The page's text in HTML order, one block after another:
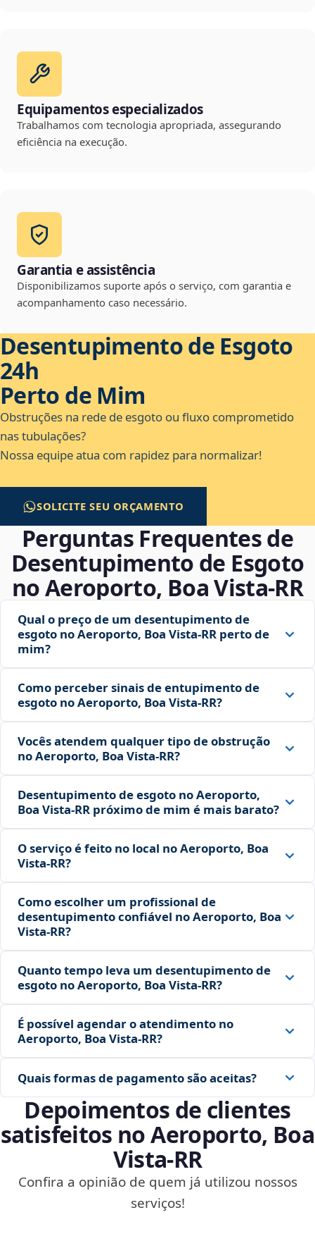
Equipamentos especializados
Trabalhamos com tecnologia apropriada, assegurando
eficiência na execução.
Garantia e assistência
Disponibilizamos suporte após o serviço, com garantia e
acompanhamento caso necessário.
Desentupimento de Esgoto
24h
Perto de Mim
Obstruções na rede de esgoto ou fluxo comprometido
nas tubulações?
Nossa equipe atua com rapidez para normalizar!
SOLICITE SEU ORÇAMENTO
Perguntas Frequentes de
Desentupimento de Esgoto
no Aeroporto, Boa Vista‑RR
Qual o preço de um desentupimento de
esgoto no Aeroporto, Boa Vista‑RR perto de
mim?
Como perceber sinais de entupimento de
esgoto no Aeroporto, Boa Vista‑RR?
Vocês atendem qualquer tipo de obstrução
no Aeroporto, Boa Vista‑RR?
Desentupimento de esgoto no Aeroporto,
Boa Vista‑RR próximo de mim é mais barato?
O serviço é feito no local no Aeroporto, Boa
Vista‑RR?
Como escolher um profissional de
desentupimento confiável no Aeroporto, Boa
Vista‑RR?
Quanto tempo leva um desentupimento de
esgoto no Aeroporto, Boa Vista‑RR?
É possível agendar o atendimento no
Aeroporto, Boa Vista‑RR?
Quais formas de pagamento são aceitas?
Depoimentos de clientes
satisfeitos no Aeroporto, Boa
Vista‑RR
Confira a opinião de quem já utilizou nossos
serviços!